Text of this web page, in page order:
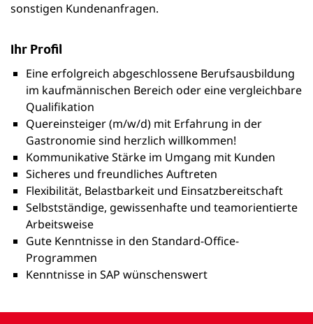
sonstigen Kundenanfragen.
Ihr Profil
Eine erfolgreich abgeschlossene Berufsausbildung
im kaufmännischen Bereich oder eine vergleichbare
Qualifikation
Quereinsteiger (m/w/d) mit Erfahrung in der
Gastronomie sind herzlich willkommen!
Kommunikative Stärke im Umgang mit Kunden
Sicheres und freundliches Auftreten
Flexibilität, Belastbarkeit und Einsatzbereitschaft
Selbstständige, gewissenhafte und teamorientierte
Arbeitsweise
Gute Kenntnisse in den Standard-Office-
Programmen
Kenntnisse in SAP wünschenswert